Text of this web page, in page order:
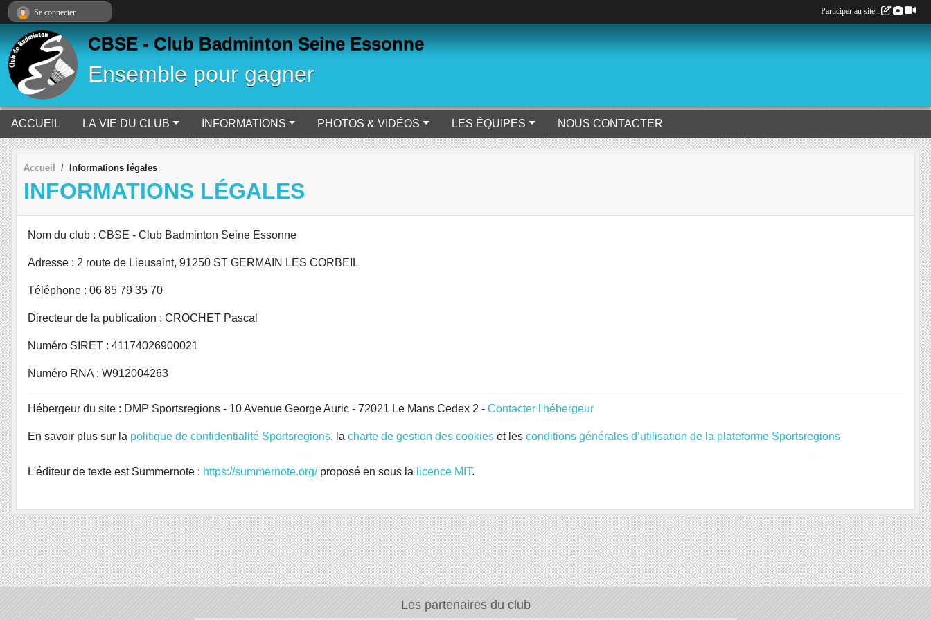
CBSE - Club Badminton Seine Essonne
Ensemble pour gagner
ACCUEIL LA VIE DU CLUB INFORMATIONS PHOTOS & VIDÉOS LES ÉQUIPES NOUS CONTACTER
Accueil Informations légales
INFORMATIONS LÉGALES
Nom du club : CBSE - Club Badminton Seine Essonne
Adresse : 2 route de Lieusaint, 91250 ST GERMAIN LES CORBEIL
Téléphone : 06 85 79 35 70
Directeur de la publication : CROCHET Pascal
Numéro SIRET : 41174026900021
Numéro RNA : W912004263
Hébergeur du site : DMP Sportsregions - 10 Avenue George Auric - 72021 Le Mans Cedex 2 - Contacter l'hébergeur
En savoir plus sur la politique de confidentialité Sportsregions, la charte de gestion des cookies et les conditions générales d’utilisation de la plateforme Sportsregions
L'éditeur de texte est Summernote : https://summernote.org/proposé en sous la licence MIT.
Les partenaires du club
Se connecter Participer au site :
Panneau de gestion des cookies